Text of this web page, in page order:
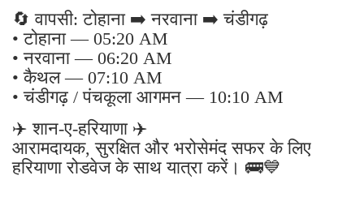
🔄 वापसी: टोहाना ➡️ नरवाना ➡️ चंडीगढ़
• टोहाना — 05:20 AM
• नरवाना — 06:20 AM
• कैथल — 07:10 AM
• चंडीगढ़ / पंचकूला आगमन — 10:10 AM
✈️ शान-ए-हरियाणा ✈️
आरामदायक, सुरक्षित और भरोसेमंद सफर के लिए
हरियाणा रोडवेज के साथ यात्रा करें। 🚌💙